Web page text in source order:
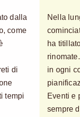
dalla
come
di
tempi
Nella
ha
in ogni
Eventi e
sempre